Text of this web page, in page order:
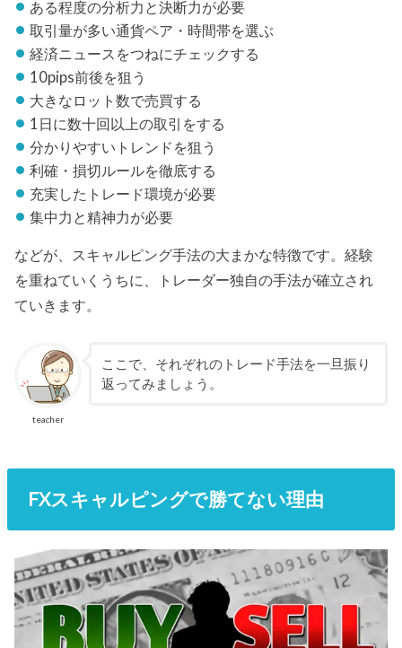
ある程度の分析力と決断力が必要
取引量が多い通貨ペア・時間帯を選ぶ
経済ニュースをつねにチェックする
10pips前後を狙う
大きなロット数で売買する
1日に数十回以上の取引をする
分かりやすいトレンドを狙う
利確・損切ルールを徹底する
充実したトレード環境が必要
集中力と精神力が必要
などが、スキャルピング手法の大まかな特徴です。経験
を重ねていくうちに、トレーダー独自の手法が確立され
ていきます。
teacher
ここで、それぞれのトレード手法を一旦振り
返ってみましょう。
FXスキャルピングで勝てない理由